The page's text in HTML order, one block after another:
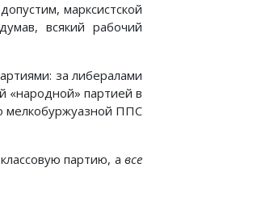
марксистской
всякий рабочий
за либералами
«народной» партией в
мелкобуржуазной ППС
партию, а все